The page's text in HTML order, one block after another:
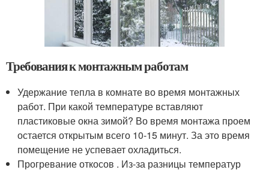
Требования к монтажным работам
Удержание тепла в комнате во время монтажных
работ. При какой температуре вставляют
пластиковые окна зимой? Во время монтажа проем
остается открытым всего 10-15 минут. За это время
помещение не успевает охладиться.
Прогревание откосов . Из-за разницы температур